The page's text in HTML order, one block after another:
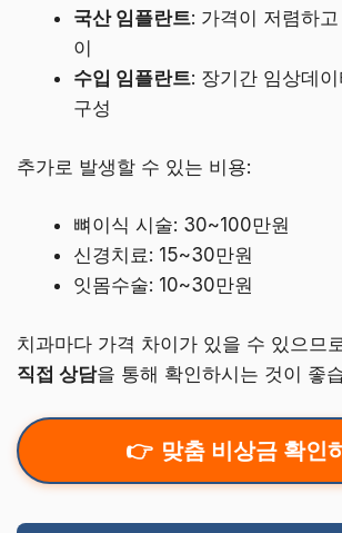
국산 임플란트: 가격이 저렴하
이
수입 임플란트: 장기간 임상데
구성
추가로 발생할 수 있는 비용:
뼈이식 시술: 30~100만원
신경치료: 15~30만원
잇몸수술: 10~30만원
치과마다 가격 차이가 있을 수 있으므
직접 상담을 통해 확인하시는 것이 좋
맞춤 비상금 확인